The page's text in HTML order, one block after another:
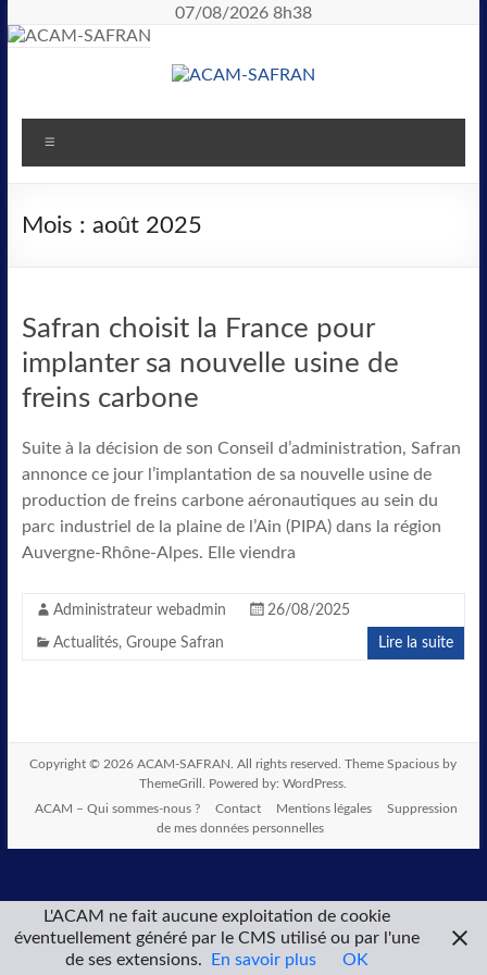
07/08/2026 8h38
Mois : août 2025
Safran choisit la France pour
implanter sa nouvelle usine de
freins carbone
Suite à la décision de son Conseil d’administration, Safran
annonce ce jour l’implantation de sa nouvelle usine de
production de freins carbone aéronautiques au sein du
parc industriel de la plaine de l’Ain (PIPA) dans la région
Auvergne-Rhône-Alpes. Elle viendra
Administrateur webadmin 26/08/2025
Actualités, Groupe Safran Lire la suite
Copyright © 2026ACAM-SAFRAN . All rights reserved. ThemeSpacious by
ThemeGrill. Powered by:WordPress
ACAM – Qui sommes-nous ?
Contact Mentions légales
Suppression
de mes données personnelles
L'ACAM ne fait aucune exploitation de cookie
éventuellement généré par le CMS utilisé ou par l'une
de ses extensions.
En savoir plus OK